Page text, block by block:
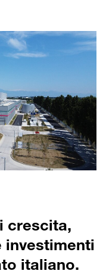
crescita,
investimenti
italiano.